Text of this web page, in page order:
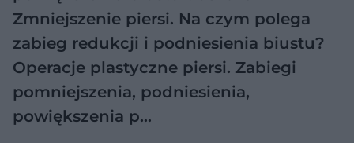
Zmniejszenie piersi. Na czym polega
zabieg redukcji i podniesienia biustu?
Operacje plastyczne piersi. Zabiegi
pomniejszenia, podniesienia,
powiększenia p…